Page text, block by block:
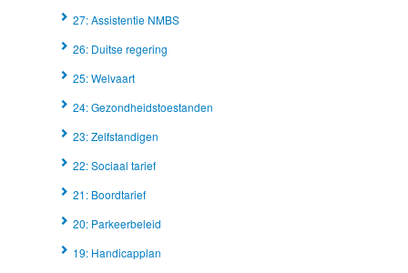
27: Assistentie NMBS
26: Duitse regering
25: Welvaart
24: Gezondheidstoestanden
23: Zelfstandigen
22: Sociaal tarief
21: Boordtarief
20: Parkeerbeleid
19: Handicapplan